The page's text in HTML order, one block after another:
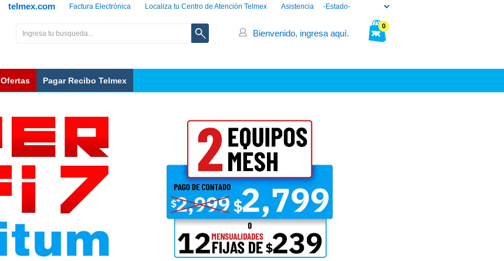
Asistencia
Localiza tu Centro de Atención Telmex
Factura Electrónica
telmex.com
0
Bienvenido, ingresa aquí.
Ofertas Pagar Recibo Telmex